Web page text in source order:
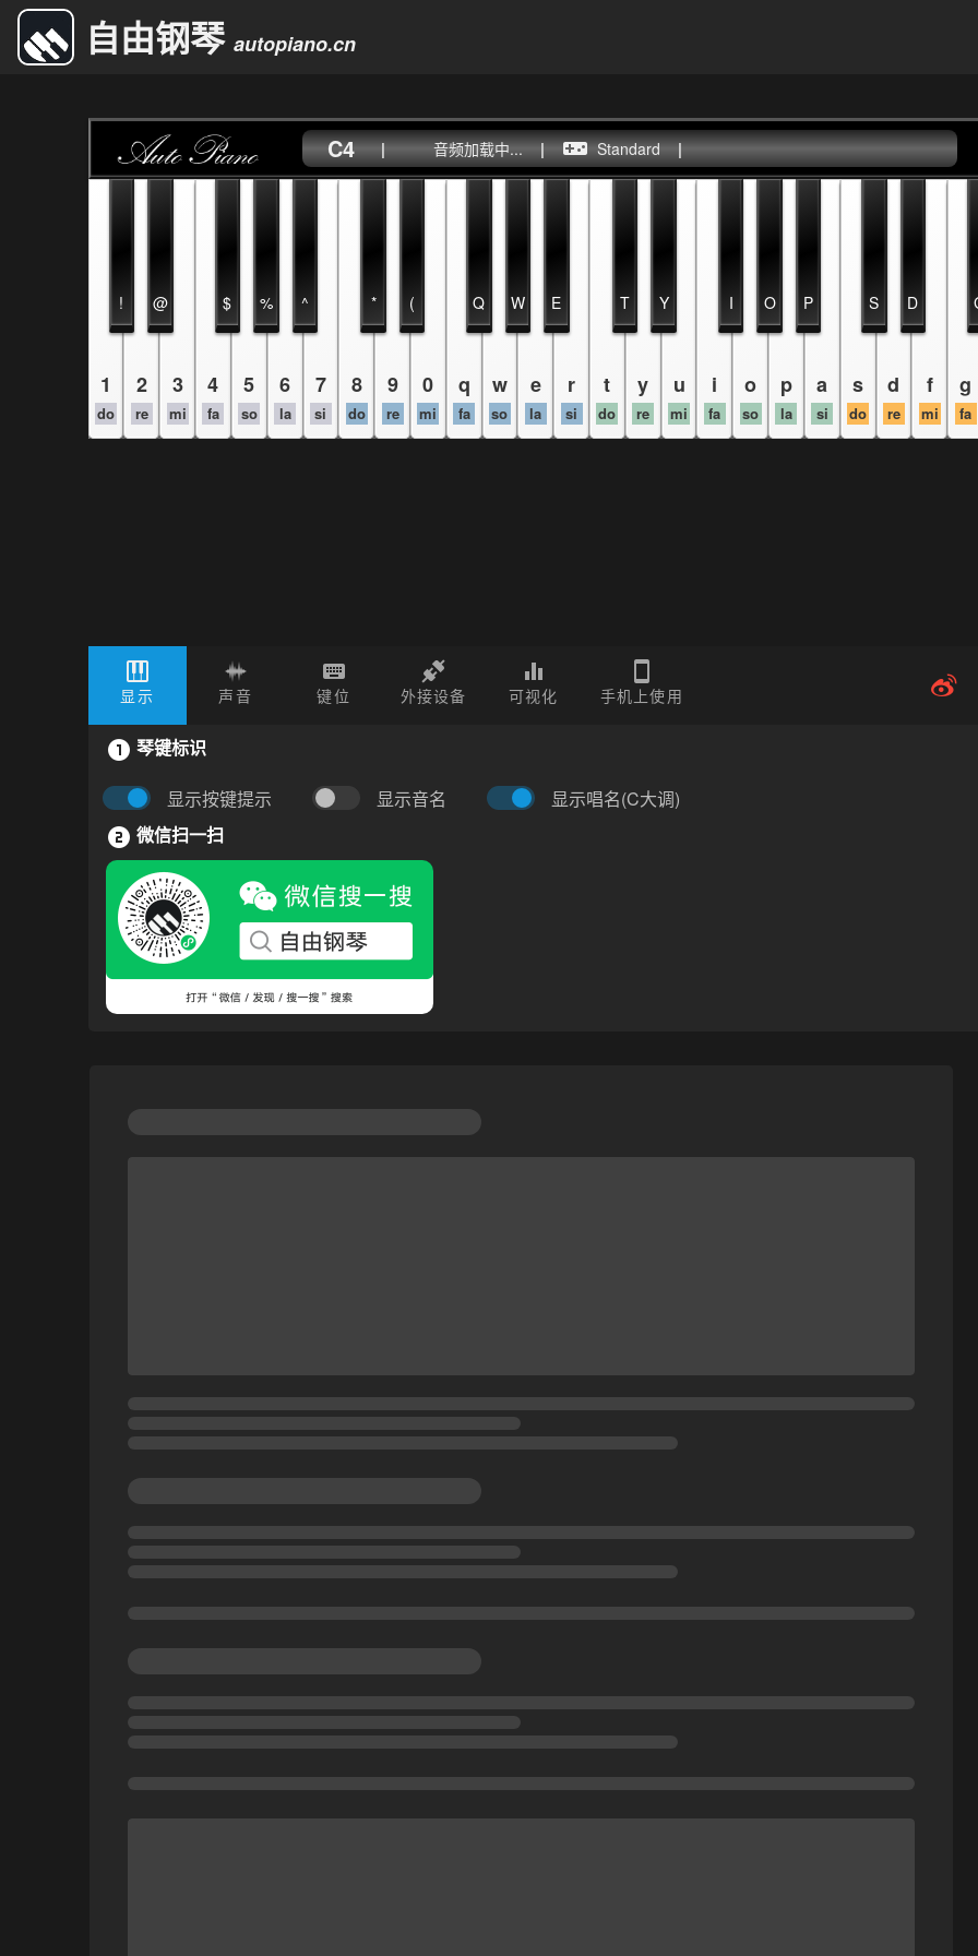
自由钢琴 autopiano.cn
C4 | 音频加载中... | Standard |
1
do
2
re
3
mi
4
fa
5
so
6
la
7
si
8
do
9
re
0
mi
q
fa
w
so
e
la
r
si
t
do
y
re
u
mi
i
fa
o
so
p
la
a
si
s
do
d
re
f
mi
g
fa
! @ $ % ^ * ( Q W E T Y I O P S D
显示 声音 键位 外接设备 可视化 手机上使用
琴键标识
显示按键提示 显示音名 显示唱名(C大调)
微信扫一扫